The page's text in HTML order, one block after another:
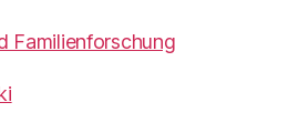
Familienforschung